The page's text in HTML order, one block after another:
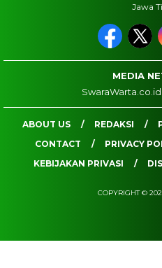
Jawa
MEDIA
SwaraWarta.co.id
ABOUT US REDAKSI
CONTACT
PRIVACY
KEBIJAKAN PRIVASI
COPYRIGHT ©